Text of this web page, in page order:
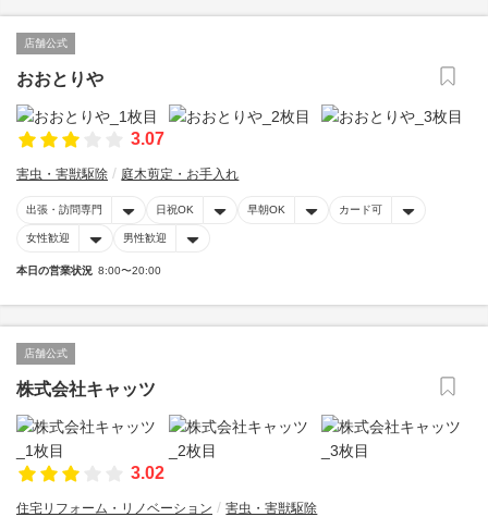
店舗公式
おおとりや
3.07
害虫・害獣駆除 庭木剪定・お手入れ
出張・訪問専門 日祝OK 早朝OK カード可
女性歓迎 男性歓迎
本日の営業状況 8:00〜20:00
店舗公式
株式会社キャッツ
3.02
住宅リフォーム・リノベーション 害虫・害獣駆除